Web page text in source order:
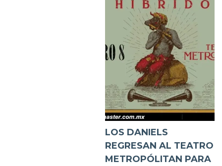
​LOS DANIELS
REGRESAN AL TEATRO
METROPÓLITAN PARA